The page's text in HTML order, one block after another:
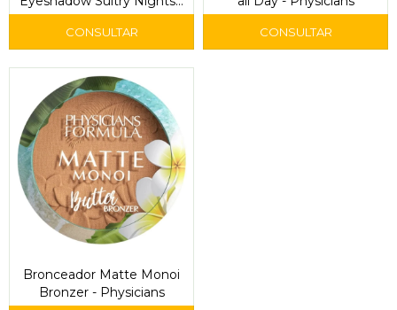
Physicians
Bronceador Matte Monoi
Bronzer - Physicians